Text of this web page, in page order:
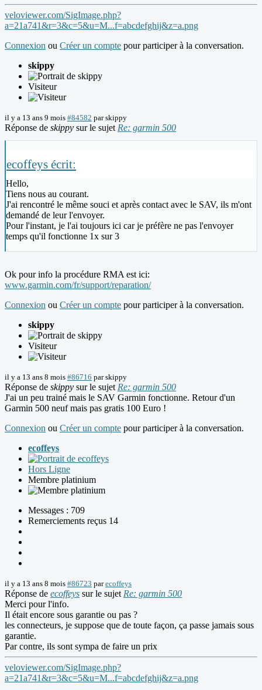
veloviewer.com/SigImage.php?
a=21a741&r=3&c=5&u=M...f=abcdefghij&z=a.png
Connexion ou Créer un compte pour participer à la conversation.
skippy
Visiteur
il y a 13 ans 9 mois #84582 parskippy
Réponse de skippy sur le sujet Re: garmin 500
ecoffeys écrit:
Hello,
Tiens nous au courant.
J'ai rencontré le même souci et après contact avec le SAV, ils m'ont
demandé de leur l'envoyer.
Pour l'instant, je l'ai toujours ici car je préfère ne pas l'envoyer
temps qu'il fonctionne 1x sur 3
Ok pour info la procédure RMA est ici:
www.garmin.com/fr/support/reparation/
Connexion ou Créer un compte pour participer à la conversation.
skippy
Visiteur
il y a 13 ans 8 mois #86716 parskippy
Réponse de skippy sur le sujet Re: garmin 500
J'ai un peu trainé mais le SAV Garmin fonctionne. Retour d'un
Garmin 500 neuf mais pas gratis 100 Euro !
Connexion ou Créer un compte pour participer à la conversation.
ecoffeys
Hors Ligne
Membre platinium
Messages : 709
Remerciements reçus 14
il y a 13 ans 8 mois #86723 parecoffeys
Réponse de ecoffeys sur le sujet Re: garmin 500
Merci pour l'info.
Il était encore sous garantie ou pas ?
les connecteurs, je suppose que de toute façon, ça passe jamais sous
garantie.
Par contre, ils sont sympa de faire un prix
veloviewer.com/SigImage.php?
a=21a741&r=3&c=5&u=M...f=abcdefghij&z=a.png